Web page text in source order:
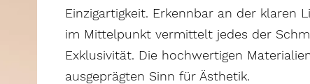
Einzigartigkeit. Erkennbar an der klaren
im Mittelpunkt vermittelt jedes der
Exklusivität. Die hochwertigen
ausgeprägten Sinn für Ästhetik.